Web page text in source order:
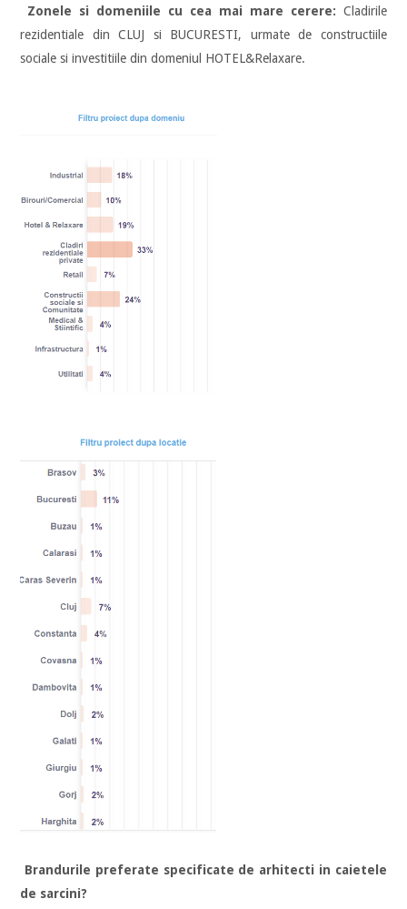
Zonele si domeniile cu cea mai mare cerere: Cladirile
rezidentiale din CLUJ si BUCURESTI, urmate de constructiile
sociale si investitiile din domeniul HOTEL&Relaxare.
Brandurile preferate specificate de arhitecti in caietele
de sarcini?